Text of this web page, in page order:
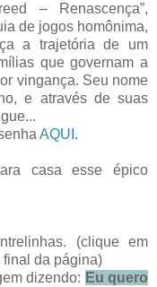
– Renascença”,
de jogos homônima,
a trajetória de um
que governam a
vingança. Seu nome
e através de suas
AQUI .
casa esse épico
(clique em
da página)
dizendo: Eu quero